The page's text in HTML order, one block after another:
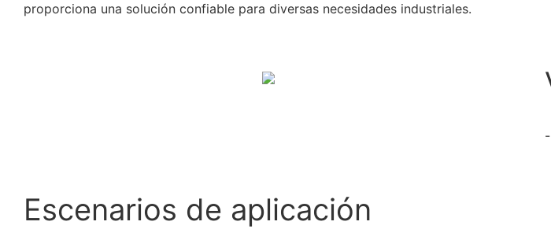
proporciona una solución confiable para diversas necesidades industriales.
Escenarios de aplicación